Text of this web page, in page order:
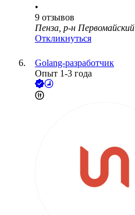
•
9 отзывов
Пенза, р-н Первомайский
Откликнуться
Golang-разработчик
Опыт 1-3 года